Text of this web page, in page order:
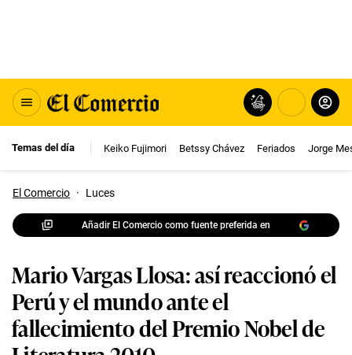
Temas del día Keiko Fujimori Betssy Chávez Feriados Jorge
El Comercio · Luces
Añadir El Comercio como fuente preferida en
Mario Vargas Llosa: así reaccionó el
Perú y el mundo ante el
fallecimiento del Premio Nobel de